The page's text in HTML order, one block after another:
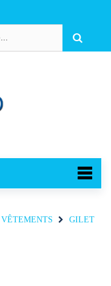
VÊTEMENTS GILET